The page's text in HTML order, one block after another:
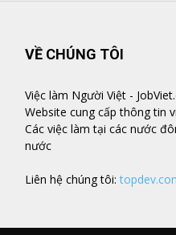
VỀ CHÚNG TÔI
Việc làm Người Việt -
Website cung cấp thông tin
Các việc làm tại các nước
nước
Liên hệ chúng tôi: